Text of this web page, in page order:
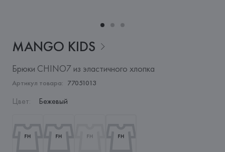
MANGO KIDS
Брюки CHINO7 из эластичного хлопка
Артикул товара: 77051013
Цвет: Бежевый